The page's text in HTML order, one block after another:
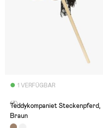
1 VERFÜGBAR
(3)
Teddykompaniet Steckenpferd,
Braun